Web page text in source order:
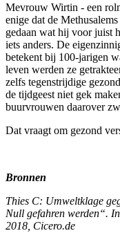
Mevrouw Wirtin - een
enige dat de
gedaan wat hij voor juist
iets anders. De
betekent bij 100-jarigen
leven werden ze
zelfs tegenstrijdige
de tijdgeest niet gek
buurvrouwen daarover
Dat vraagt om gezond
Bronnen
Thies C: Umweltklage
Null gefahren werden“.
2018, Cicero.de